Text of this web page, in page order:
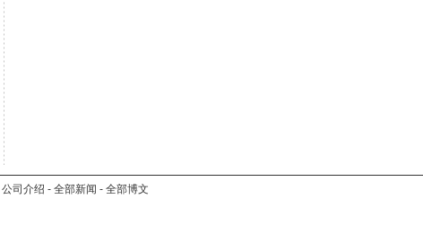
公司介绍 - 全部新闻 - 全部博文